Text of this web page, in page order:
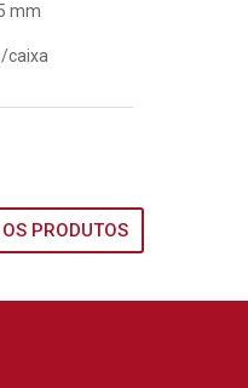
mm
caixa
PRODUTOS